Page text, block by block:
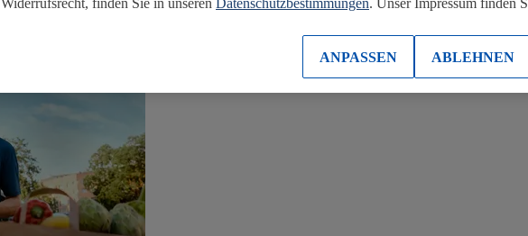
Was uns antreibt, was wir
Widerrufsrecht, finden Sie in unseren Datenschutzbestimmungen. Unser Impressum finden
ABLEHNEN
ANPASSEN